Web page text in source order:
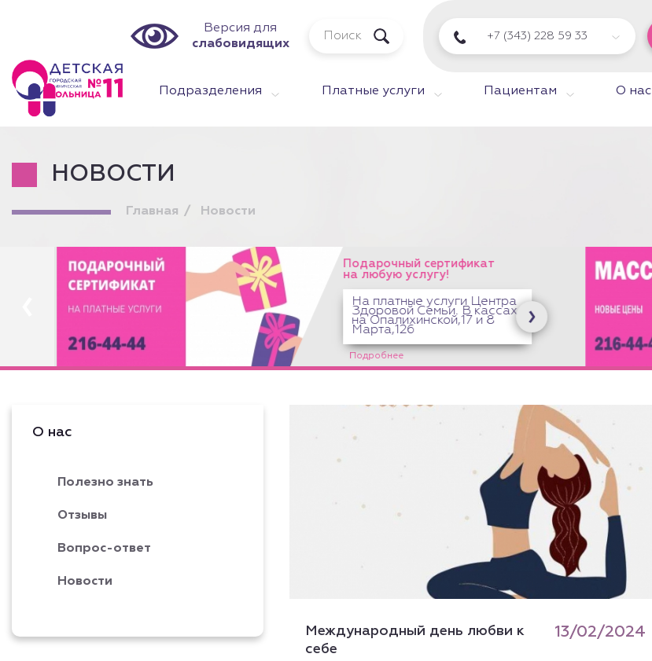
Версия для
слабовидящих
+7 (343) 228 59 33
Подразделения Платные услуги Пациентам О нас
НОВОСТИ
Главная Новости
Подарочный сертификат
на любую услугу!
На платные услуги Центра
Здоровой Семьи. В кассах
на Опалихинской,17 и 8
Марта,126
Подробнее
О нас
Полезно знать
Отзывы
Вопрос-ответ
Новости
Международный день любви к
себе
13/02/2024